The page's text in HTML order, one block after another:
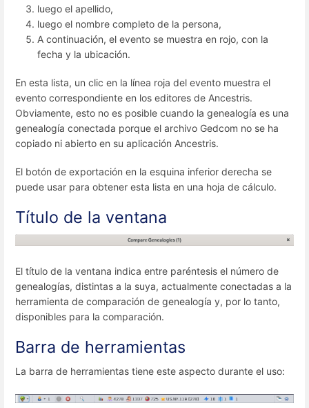
luego el apellido,
luego el nombre completo de la persona,
A continuación, el evento se muestra en rojo, con la
fecha y la ubicación.
En esta lista, un clic en la línea roja del evento muestra el
evento correspondiente en los editores de Ancestris.
Obviamente, esto no es posible cuando la genealogía es una
genealogía conectada porque el archivo Gedcom no se ha
copiado ni abierto en su aplicación Ancestris.
El botón de exportación en la esquina inferior derecha se
puede usar para obtener esta lista en una hoja de cálculo.
Título de la ventana
El título de la ventana indica entre paréntesis el número de
genealogías, distintas a la suya, actualmente conectadas a la
herramienta de comparación de genealogía y, por lo tanto,
disponibles para la comparación.
Barra de herramientas
La barra de herramientas tiene este aspecto durante el uso: